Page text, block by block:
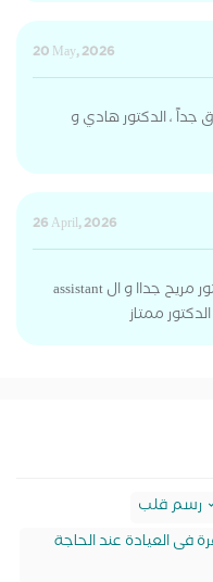
20 May, 2026
جداً ، الدكتور هادي و
26 April, 2026
مفيش اى مشكله ما شاء الله الدكتور مريح جداا و ال assistant
ممتاز
رسم قلب
العيادة عند الحاجة